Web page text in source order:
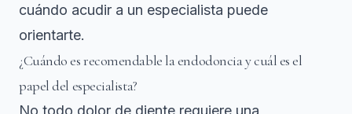
cuándo acudir a un especialista puede
orientarte.
¿Cuándo es recomendable la endodoncia y cuál es el
papel del especialista?
No todo dolor de diente requiere una